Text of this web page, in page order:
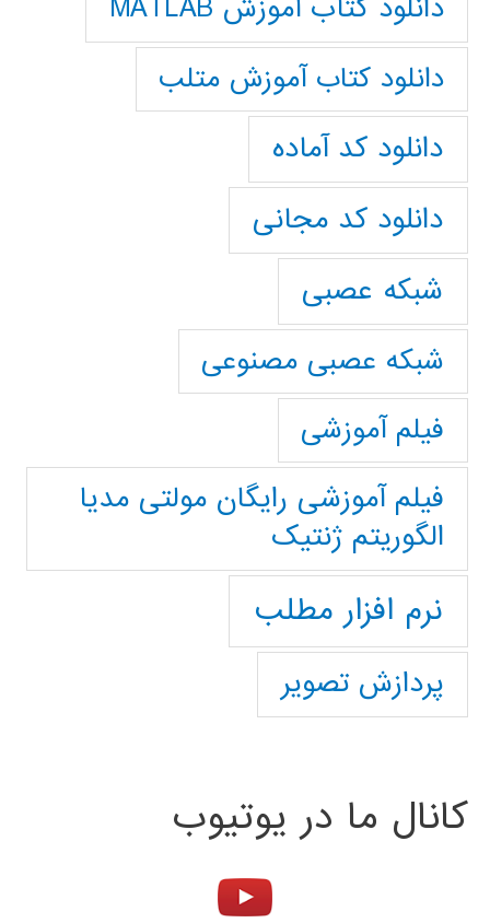
دانلود کتاب آموزش MATLAB
دانلود کتاب آموزش متلب
دانلود کد آماده
دانلود کد مجانی
شبکه عصبی
شبکه عصبی مصنوعی
فیلم آموزشی
فیلم آموزشی رایگان مولتی مدیا
الگوریتم ژنتیک
نرم افزار مطلب
پردازش تصویر
کانال ما در یوتیوب